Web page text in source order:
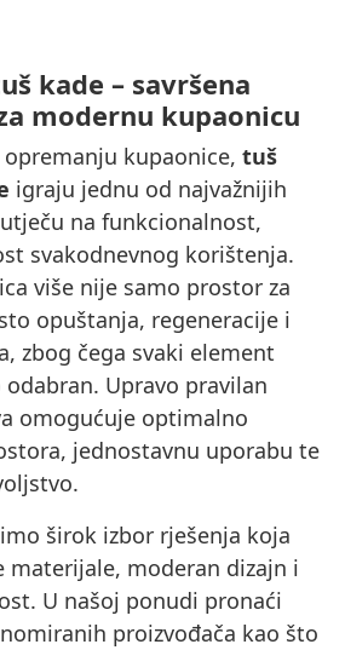
kade – savršena
modernu kupaonicu
kupaonice, tuš
igraju jednu od najvažnijih
na funkcionalnost,
svakodnevnog korištenja.
više nije samo prostor za
opuštanja, regeneracije i
zbog čega svaki element
Upravo pravilan
omogućuje optimalno
jednostavnu uporabu te
širok izbor rješenja koja
materijale, moderan dizajn i
U našoj ponudi pronaći
proizvođača kao što